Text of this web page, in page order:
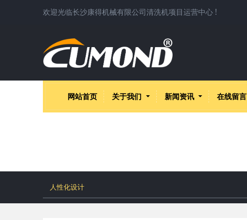
欢迎光临长沙康得机械有限公司清洗机项目运营中心 !
网站首页 关于我们 新闻资讯 在线留言
人性化设计